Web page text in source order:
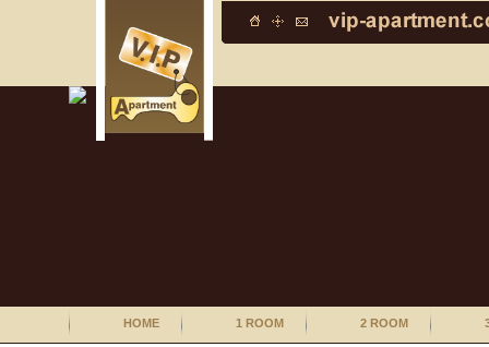
HOME 1 ROOM 2 ROOM